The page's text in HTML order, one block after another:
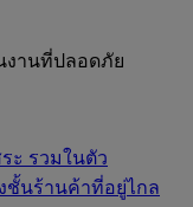
งานที่ปลอดภัย
ะ รวมในตัว
ชั้นร้านค้าที่อยู่ไกล